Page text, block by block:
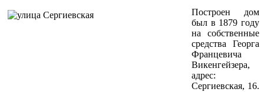
Построен дом
был в 1879 году
на собственные
средства Георга
Францевича
Викенгейзера,
адрес:
Сергиевская, 16.